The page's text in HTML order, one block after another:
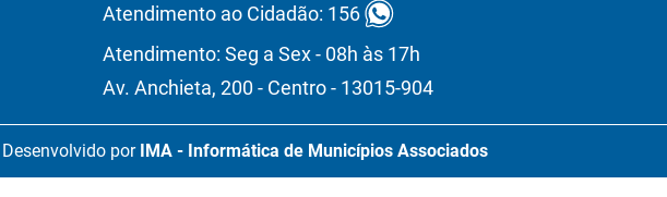
Atendimento ao Cidadão: 156
Atendimento: Seg a Sex - 08h às 17h
Av. Anchieta, 200 - Centro - 13015-904
Desenvolvido por IMA - Informática de Municípios Associados